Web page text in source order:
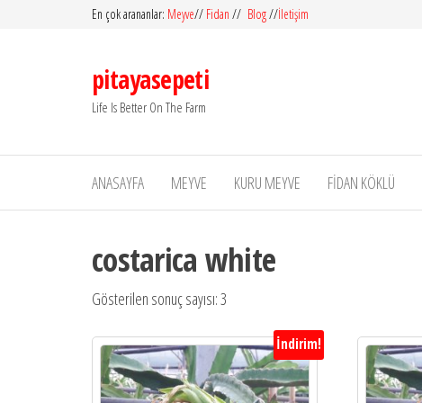
En çok arananlar: Meyve// Fidan // Blog//İletişim
pitayasepeti
Life Is Better On The Farm
ANASAYFA MEYVE KURU MEYVE FIDAN KÖKLÜ
costarica white
Gösterilen sonuç sayısı: 3
İndirim!